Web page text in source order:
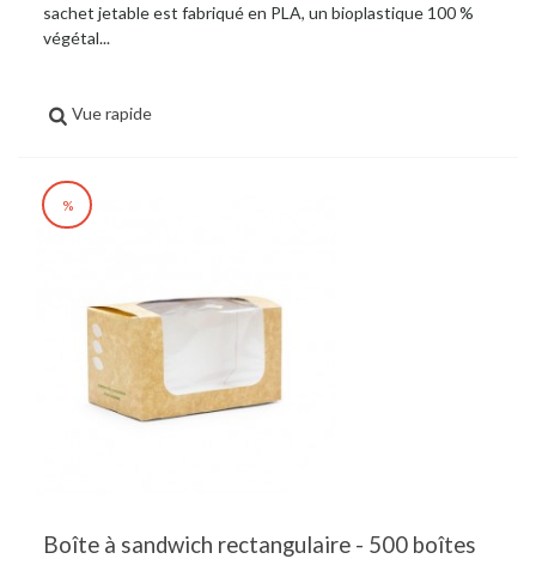
sachet jetable est fabriqué en PLA, un bioplastique 100 %
végétal...
Vue rapide
%
Boîte à sandwich rectangulaire - 500 boîtes